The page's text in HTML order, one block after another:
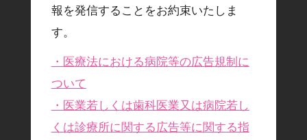
報を発信することをお約束いたしま
す。
・医療法における病院等の広告規制に
ついて
・医業若しくは歯科医業又は病院若し
くは診療所に関する広告等に関する指